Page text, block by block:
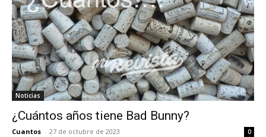
Noticias
¿Cuántos años tiene Bad Bunny?
Cuantos - 27 de octubre de 2023 0